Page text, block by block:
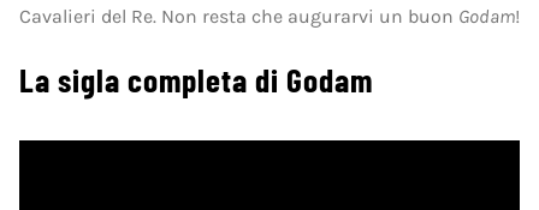
Cavalieri del Re. Non resta che augurarvi un buon Godam!
La sigla completa di Godam